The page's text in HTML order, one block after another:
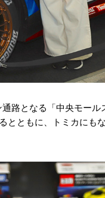
路となる「中央モール
とともに、トミカにも